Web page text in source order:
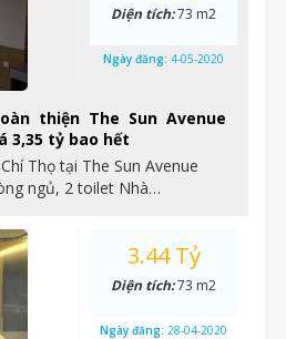
thiện The Sun Avenue
3,35 tỷ bao hết
Thọ tại The Sun Avenue
ngủ, 2 toilet Nhà…
Diện tích:73 m2
Ngày đăng: 4-05-2020
3.44 Tỷ
Diện tích:73 m2
Ngày đăng: 28-04-2020